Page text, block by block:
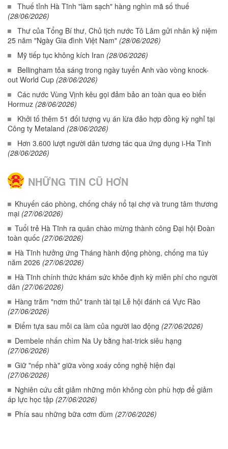
Thuế tỉnh Hà Tĩnh "làm sạch" hàng nghìn mã số thuế
(28/06/2026)
Thư của Tổng Bí thư, Chủ tịch nước Tô Lâm gửi nhân kỷ niệm
25 năm "Ngày Gia đình Việt Nam" (28/06/2026)
Mỹ tiếp tục không kích Iran (28/06/2026)
Bellingham tỏa sáng trong ngày tuyển Anh vào vòng knock-
out World Cup (28/06/2026)
Các nước Vùng Vịnh kêu gọi đảm bảo an toàn qua eo biển
Hormuz (28/06/2026)
Khởi tố thêm 51 đối tượng vụ án lừa đảo hợp đồng kỳ nghỉ tại
Công ty Metaland (28/06/2026)
Hơn 3.600 lượt người dân tương tác qua ứng dụng i-Ha Tinh
(28/06/2026)
NHỮNG TIN CŨ HƠN
Khuyến cáo phòng, chống cháy nổ tại chợ và trung tâm thương
mại (27/06/2026)
Tuổi trẻ Hà Tĩnh ra quân chào mừng thành công Đại hội Đoàn
toàn quốc (27/06/2026)
Hà Tĩnh hưởng ứng Tháng hành động phòng, chống ma túy
năm 2026 (27/06/2026)
Hà Tĩnh chính thức khám sức khỏe định kỳ miễn phí cho người
dân (27/06/2026)
Hàng trăm "nơm thủ" tranh tài tại Lễ hội đánh cá Vực Rào
(27/06/2026)
Điểm tựa sau mỗi ca làm của người lao động (27/06/2026)
Dembele nhấn chìm Na Uy bằng hat-trick siêu hạng
(27/06/2026)
Giữ "nếp nhà" giữa vòng xoáy công nghệ hiện đại
(27/06/2026)
Nghiên cứu cắt giảm những môn không còn phù hợp để giảm
áp lực học tập (27/06/2026)
Phía sau những bữa cơm đùm (27/06/2026)